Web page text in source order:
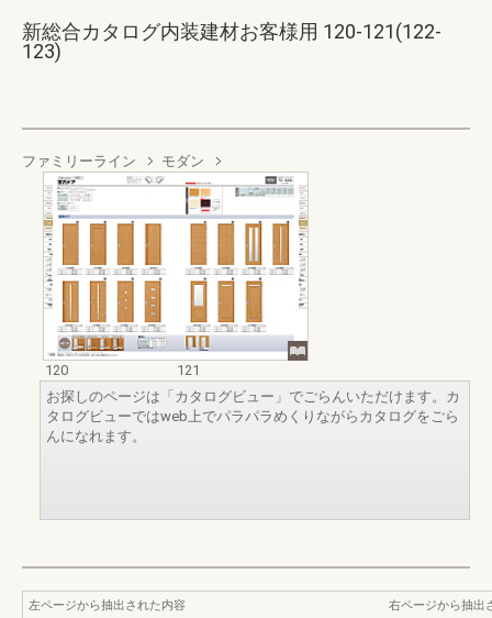
新総合カタログ内装建材お客様用 120-121(122-
123)
ファミリーライン モダン
120
121
お探しのページは「カタログビュー」でごらんいただけます。カ
タログビューではweb上でパラパラめくりながらカタログをごら
んになれます。
左ページから抽出された内容
右ページから抽出